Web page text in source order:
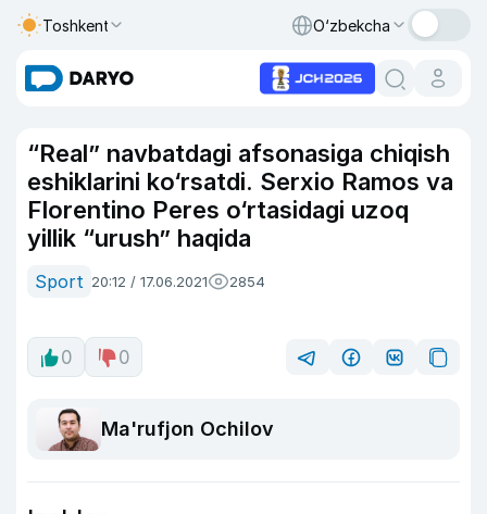
Toshkent O‘zbekcha
“Real” navbatdagi afsonasiga chiqish
eshiklarini ko‘rsatdi. Serxio Ramos va
Florentino Peres o‘rtasidagi uzoq
yillik “urush” haqida
Sport 20:12 / 17.06.2021 2854
0 0
Ma'rufjon Ochilov